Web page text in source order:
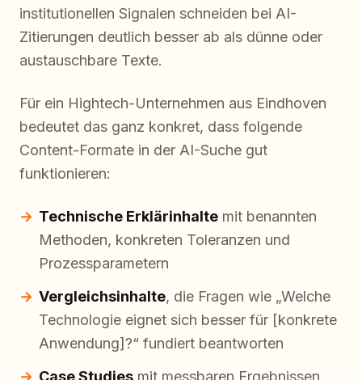
institutionellen Signalen schneiden bei AI-
Zitierungen deutlich besser ab als dünne oder
austauschbare Texte.
Für ein Hightech-Unternehmen aus Eindhoven
bedeutet das ganz konkret, dass folgende
Content-Formate in der AI-Suche gut
funktionieren:
Technische Erklärinhalte mit benannten
Methoden, konkreten Toleranzen und
Prozessparametern
Vergleichsinhalte, die Fragen wie „Welche
Technologie eignet sich besser für [konkrete
Anwendung]?“ fundiert beantworten
Case Studies mit messbaren Ergebnissen